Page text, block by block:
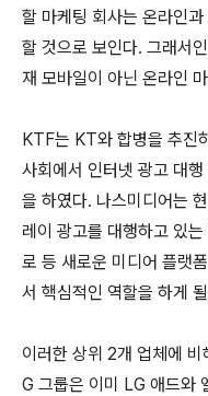
할 마케팅 회사는 온라인
할 것으로 보인다. 그래서
재 모바일이 아닌 온라인
KTF는 KT와 합병을 추진
사회에서 인터넷 광고 대행
을 하였다. 나스미디어는
레이 광고를 대행하고 있
로 등 새로운 미디어 플랫
서 핵심적인 역할을 하게
이러한 상위 2개 업체에
G 그룹은 이미 LG 애드와